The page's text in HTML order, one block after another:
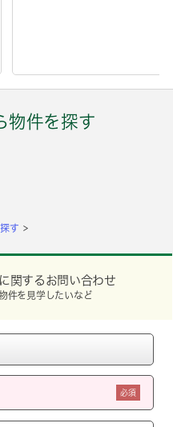
物件を探す
す
関するお問い合わせ
件を見学したいなど
必須